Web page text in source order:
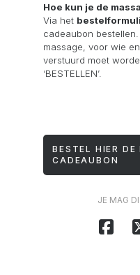
Hoe kun je de
Via het
cadeaubon
massage, voor wie
verstuurd moet
‘BESTELLEN’.
BESTEL HIER DE
CADEAUBON
JE MAG